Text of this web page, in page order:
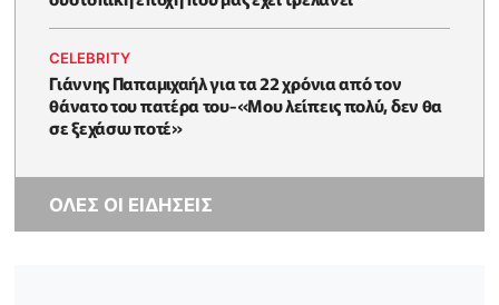
CELEBRITY
Γιάννης Παπαμιχαήλ για τα 22 χρόνια από τον
θάνατο του πατέρα του-«Μου λείπεις πολύ, δεν θα
σε ξεχάσω ποτέ»
ΟΛΕΣ ΟΙ ΕΙΔΗΣΕΙΣ